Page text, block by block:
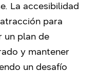
La accesibilidad
para
un plan de
y mantener
un desafío